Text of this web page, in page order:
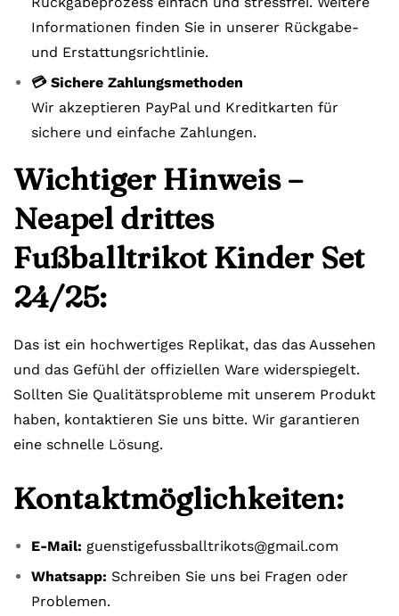
Informationen finden Sie in unserer Rückgabe-
und Erstattungsrichtlinie.
💳 Sichere Zahlungsmethoden
Wir akzeptieren PayPal und Kreditkarten für
sichere und einfache Zahlungen.
Wichtiger Hinweis –
Neapel drittes
Fußballtrikot Kinder Set
24/25:
Das ist ein hochwertiges Replikat, das das Aussehen
und das Gefühl der offiziellen Ware widerspiegelt.
Sollten Sie Qualitätsprobleme mit unserem Produkt
haben, kontaktieren Sie uns bitte. Wir garantieren
eine schnelle Lösung.
Kontaktmöglichkeiten:
E-Mail: guenstigefussballtrikots@gmail.com
Whatsapp: Schreiben Sie uns bei Fragen oder
Problemen.